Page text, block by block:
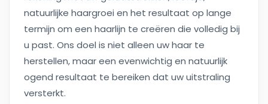
natuurlijke haargroei en het resultaat op lange
termijn om een haarlijn te creëren die volledig bij
u past. Ons doel is niet alleen uw haar te
herstellen, maar een evenwichtig en natuurlijk
ogend resultaat te bereiken dat uw uitstraling
versterkt.